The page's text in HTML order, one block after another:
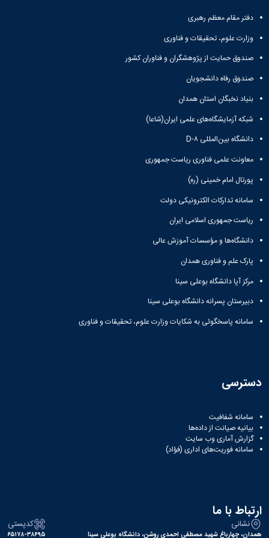
پژوهشی
تحصیلات
تکمیلی
کمیته
منتخب
ممیزی
کمیته
ترفیع
شورای
فرهنگی
دانشکده
آئین
نامه
ها
سمینارها
و
پایان
ها
آیین‌نامه‌های
معاونت
آموزشی
گروه
صنایع
گروه
نشریات
پژوهش
های
مهندسی
در
سیستم
Journal
of
Stress
Analysis
ارتباط
صنعت
کارآموزی
مراکز
مرتبط
ملی
نخبگان
شرکت
آئین
نامه ها
فرآیندها
آئین
نامه
نامه
های
پژوهشی
مکانیک
مهندسی
کامپیوتر
دفتر مقام معظم رهبری
وزارت علوم، تحقیقات و فناوری
صندوق حمایت از پژوهشگران و فناوران کشور
صندوق رفاه دانشجویان
بنیاد نخبگان استان همدان
شبکه آزمایشگاه‌های علمی ایران(شاعا)
دانشگاه بین‌المللی D-۸
معاونت علمی فناوری ریاست جمهوری
پورتال امام خمینی (ره)
سامانه تدارکات الکترونیکی دولت
ریاست جمهوری اسلامی ایران
دانشگاه‌ها و مؤسسات آموزش عالی
پارک علم و فناوری همدان
مرکز آپا دانشگاه بوعلی سینا
دبیرستان پسرانه دانشگاه بوعلی سینا
سامانه پاسخگوئی به شکایات وزارت علوم، تحقیقات و فناوری
دسترسی
سامانه شفافیت
بیانیه صیانت از داده‌ها
گزارش آماری وب‌ سایت
سامانه فوریت‌های اداری (فؤاد)
ارتباط با ما
نشانی
همدان، چهارباغ شهید مصطفی احمدی روشن، دانشگاه بوعلی سینا
کدپستی
۶۵۱۷۸-۳۸۶۹۵